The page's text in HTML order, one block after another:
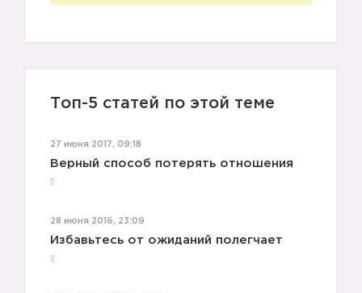
Топ-5 статей по этой теме
27 июня 2017, 09:18
Верный способ потерять отношения
28 июня 2016, 23:09
Избавьтесь от ожиданий полегчает